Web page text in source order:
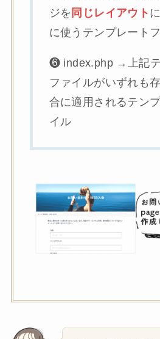
ジを 同じレイアウト
に使うテンプレート
❻ index.php →上記テ
ファイルがいずれも
合に適用されるテン
イル